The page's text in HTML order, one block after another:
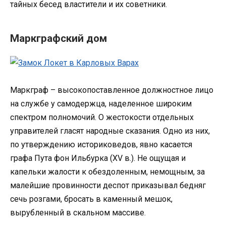
тайных бесед властители и их советники.
Маркграфский дом
Маркграф – высокопоставленное должностное лицо
на службе у самодержца, наделенное широким
спектром полномочий. О жестокости отдельных
управителей гласят народные сказания. Одно из них,
по утверждению историковедов, явно касается
графа Пута фон Ильбурка (XV в.). Не ощущая и
капельки жалости к обездоленным, немощным, за
малейшие провинности деспот приказывал бедняг
сечь розгами, бросать в каменный мешок,
вырубленный в скальном массиве.